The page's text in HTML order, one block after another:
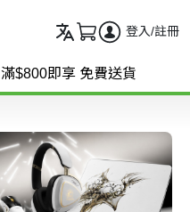
登入/註冊
滿$800即享 免費送貨